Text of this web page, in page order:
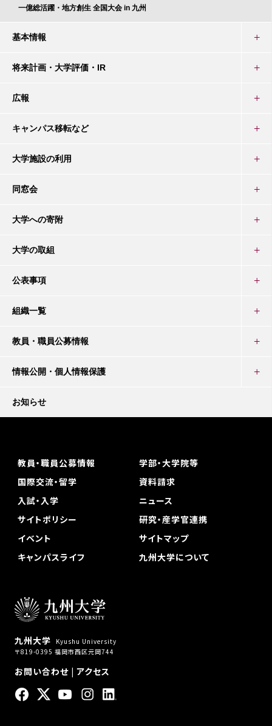
一億総活躍・地方創生 全国大会 in 九州
基本情報
将来計画・大学評価・IR
広報
キャンパス移転など
大学施設の利用
同窓会
大学への寄附
大学の取組
公表事項
組織一覧
教員・職員公募情報
情報公開・個人情報保護
お知らせ
九州大学
Kyushu University
〒819-0395 福岡市西区元岡744
お問い合わせ| アクセス
教員・職員公募情報
学部・大学院等
国際交流・留学
資料請求
入試・入学
ニュース
サイトポリシー
研究・産学官連携
イベント
サイトマップ
キャンパスライフ
九州大学について